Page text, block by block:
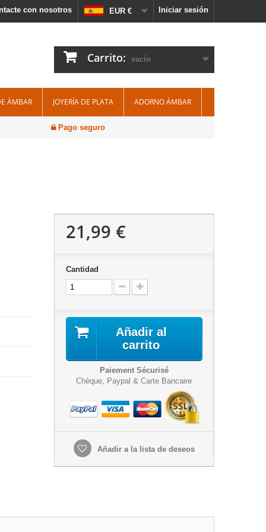
Iniciar sesión
EUR €
con nosotros
Carrito: vacío
ÁMBAR JOYERÍA DE PLATA ADORNO ÁMBAR
Pago seguro
21,99 €
Cantidad
Añadir al
carrito
Paiement Sécurisé
Chèque, Paypal & Carte Bancaire
Añadir a la lista de deseos